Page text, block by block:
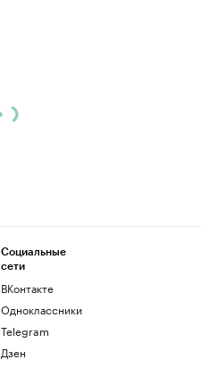
Социальные
сети
ВКонтакте
Одноклассники
Telegram
Дзен